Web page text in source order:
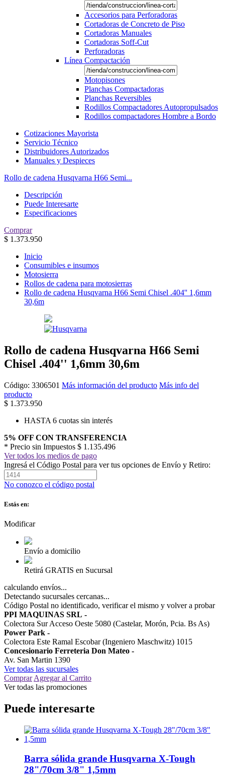
Accesorios para Perforadoras
Cortadoras de Concreto de Piso
Cortadoras Manuales
Cortadoras Soff-Cut
Perforadoras
Línea Compactación
Motopisones
Planchas Compactadoras
Planchas Reversibles
Rodillos Compactadores Autopropulsados
Rodillos compactadores Hombre a Bordo
Cotizaciones Mayorista
Servicio Técnico
Distribuidores Autorizados
Manuales y Despieces
Rollo de cadena Husqvarna H66 Semi...
Descripción
Puede Interesarte
Especificaciones
Comprar
$ 1.373.950
Inicio
Consumibles e insumos
Motosierra
Rollos de cadena para motosierras
Rollo de cadena Husqvarna H66 Semi Chisel .404'' 1,6mm
30,6m
Rollo de cadena Husqvarna H66 Semi
Chisel .404'' 1,6mm 30,6m
Código: 3306501 Más información del producto Más info del
producto
$ 1.373.950
HASTA 6 cuotas sin interés
5% OFF CON TRANSFERENCIA
* Precio sin Impuestos $ 1.135.496
Ver todos los medios de pago
Ingresá el Código Postal para ver tus opciones de Envío y Retiro:
No conozco el código postal
Estás en:
Modificar
Envío a domicilio
Retirá GRATIS en Sucursal
calculando envíos...
Detectando sucursales cercanas...
Código Postal no identificado, verificar el mismo y volver a probar
PPI MAQUINAS SRL -
Colectora Sur Acceso Oeste 5080 (Castelar, Morón, Pcia. Bs As)
Power Park -
Colectora Este Ramal Escobar (Ingeniero Maschwitz) 1015
Concesionario Ferreteria Don Mateo -
Av. San Martin 1390
Ver todas las sucursales
Comprar Agregar al Carrito
Ver todas las promociones
Puede interesarte
Barra sólida grande Husqvarna X-Tough
28"/70cm 3/8" 1,5mm